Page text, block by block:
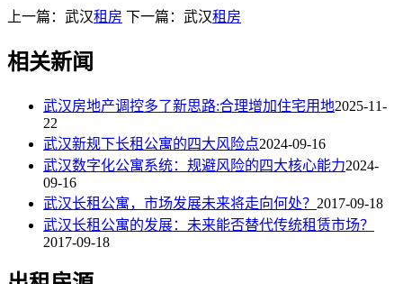
上一篇：武汉租房 下一篇：武汉租房
相关新闻
武汉房地产调控多了新思路:合理增加住宅用地2025-11-
22
武汉新规下长租公寓的四大风险点2024-09-16
武汉数字化公寓系统：规避风险的四大核心能力2024-
09-16
武汉长租公寓，市场发展未来将走向何处？ 2017-09-18
武汉长租公寓的发展：未来能否替代传统租赁市场？
2017-09-18